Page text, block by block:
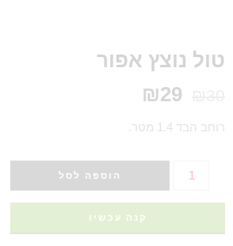
טול נוצץ אפור
₪29
רוחב הבד 1.4 מטר.
הוספה לסל
קנה עכשיו